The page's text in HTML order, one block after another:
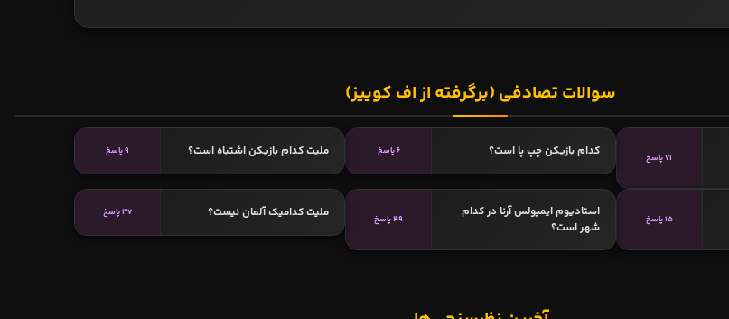
سوالات تصادفی (برگرفته از اف کوییز)
71 پاسخ کدام بازیکن چپ پا است؟ 6 پاسخ ملیت کدام بازیکن اشتباه است؟ 9 پاسخ
15 پاسخ
استادیوم ایمپولس آرنا در کدام
شهر است؟
49 پاسخ ملیت کدامیک آلمان نیست؟ 37 پاسخ